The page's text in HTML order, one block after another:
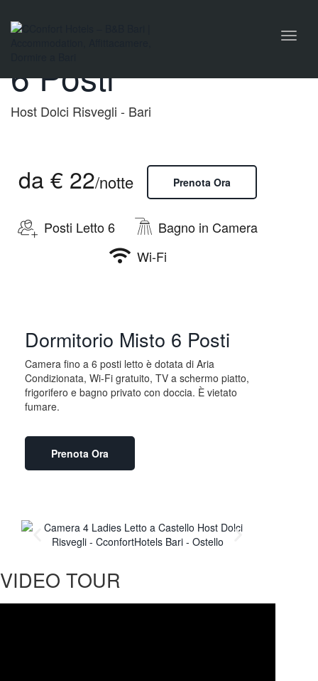
Toggle
Dormitorio Misto a
6 Posti
Host Dolci Risvegli - Bari
da € 22/notte Prenota Ora
Posti Letto 6
Bagno in Camera
Wi-Fi
Dormitorio Misto 6 Posti
Camera fino a 6 posti letto è dotata di Aria
Condizionata, Wi-Fi gratuito, TV a schermo piatto,
frigorifero e bagno privato con doccia. È vietato
fumare.
Prenota Ora
VIDEO TOUR